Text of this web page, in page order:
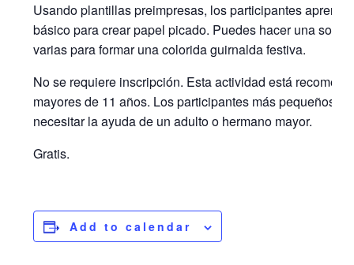
Usando plantillas preimpresas, los participantes
básico para crear papel picado. Puedes hacer una sola
varias para formar una colorida guirnalda festiva.
No se requiere inscripción. Esta actividad está
mayores de 11 años. Los participantes más pequeños
necesitar la ayuda de un adulto o hermano mayor.
Gratis.
Add to calendar